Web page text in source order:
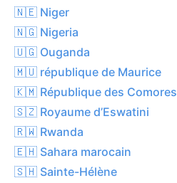
🇳🇪 Niger
🇳🇬 Nigeria
🇺🇬 Ouganda
🇲🇺 république de Maurice
🇰🇲 République des Comores
🇸🇿 Royaume d’Eswatini
🇷🇼 Rwanda
🇪🇭 Sahara marocain
🇸🇭 Sainte-Hélène